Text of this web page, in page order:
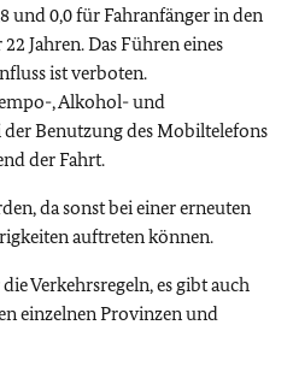
und 0,0 für Fahranfänger in den
Jahren. Das Führen eines
ist verboten.
, Alkohol- und
Benutzung des Mobiltelefons
der Fahrt.
da sonst bei einer erneuten
auftreten können.
Verkehrsregeln, es gibt auch
einzelnen Provinzen und